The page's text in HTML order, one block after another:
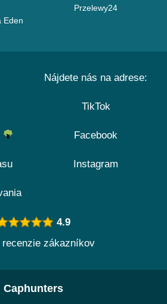
Eden
Przelewy24
Nájdete nás na adrese:
TikTok
Facebook
Instagram
4.9
recenzie zákazníkov
Caphunters